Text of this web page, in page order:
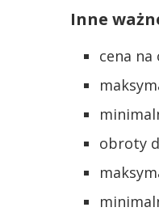
Inne
cena
obroty